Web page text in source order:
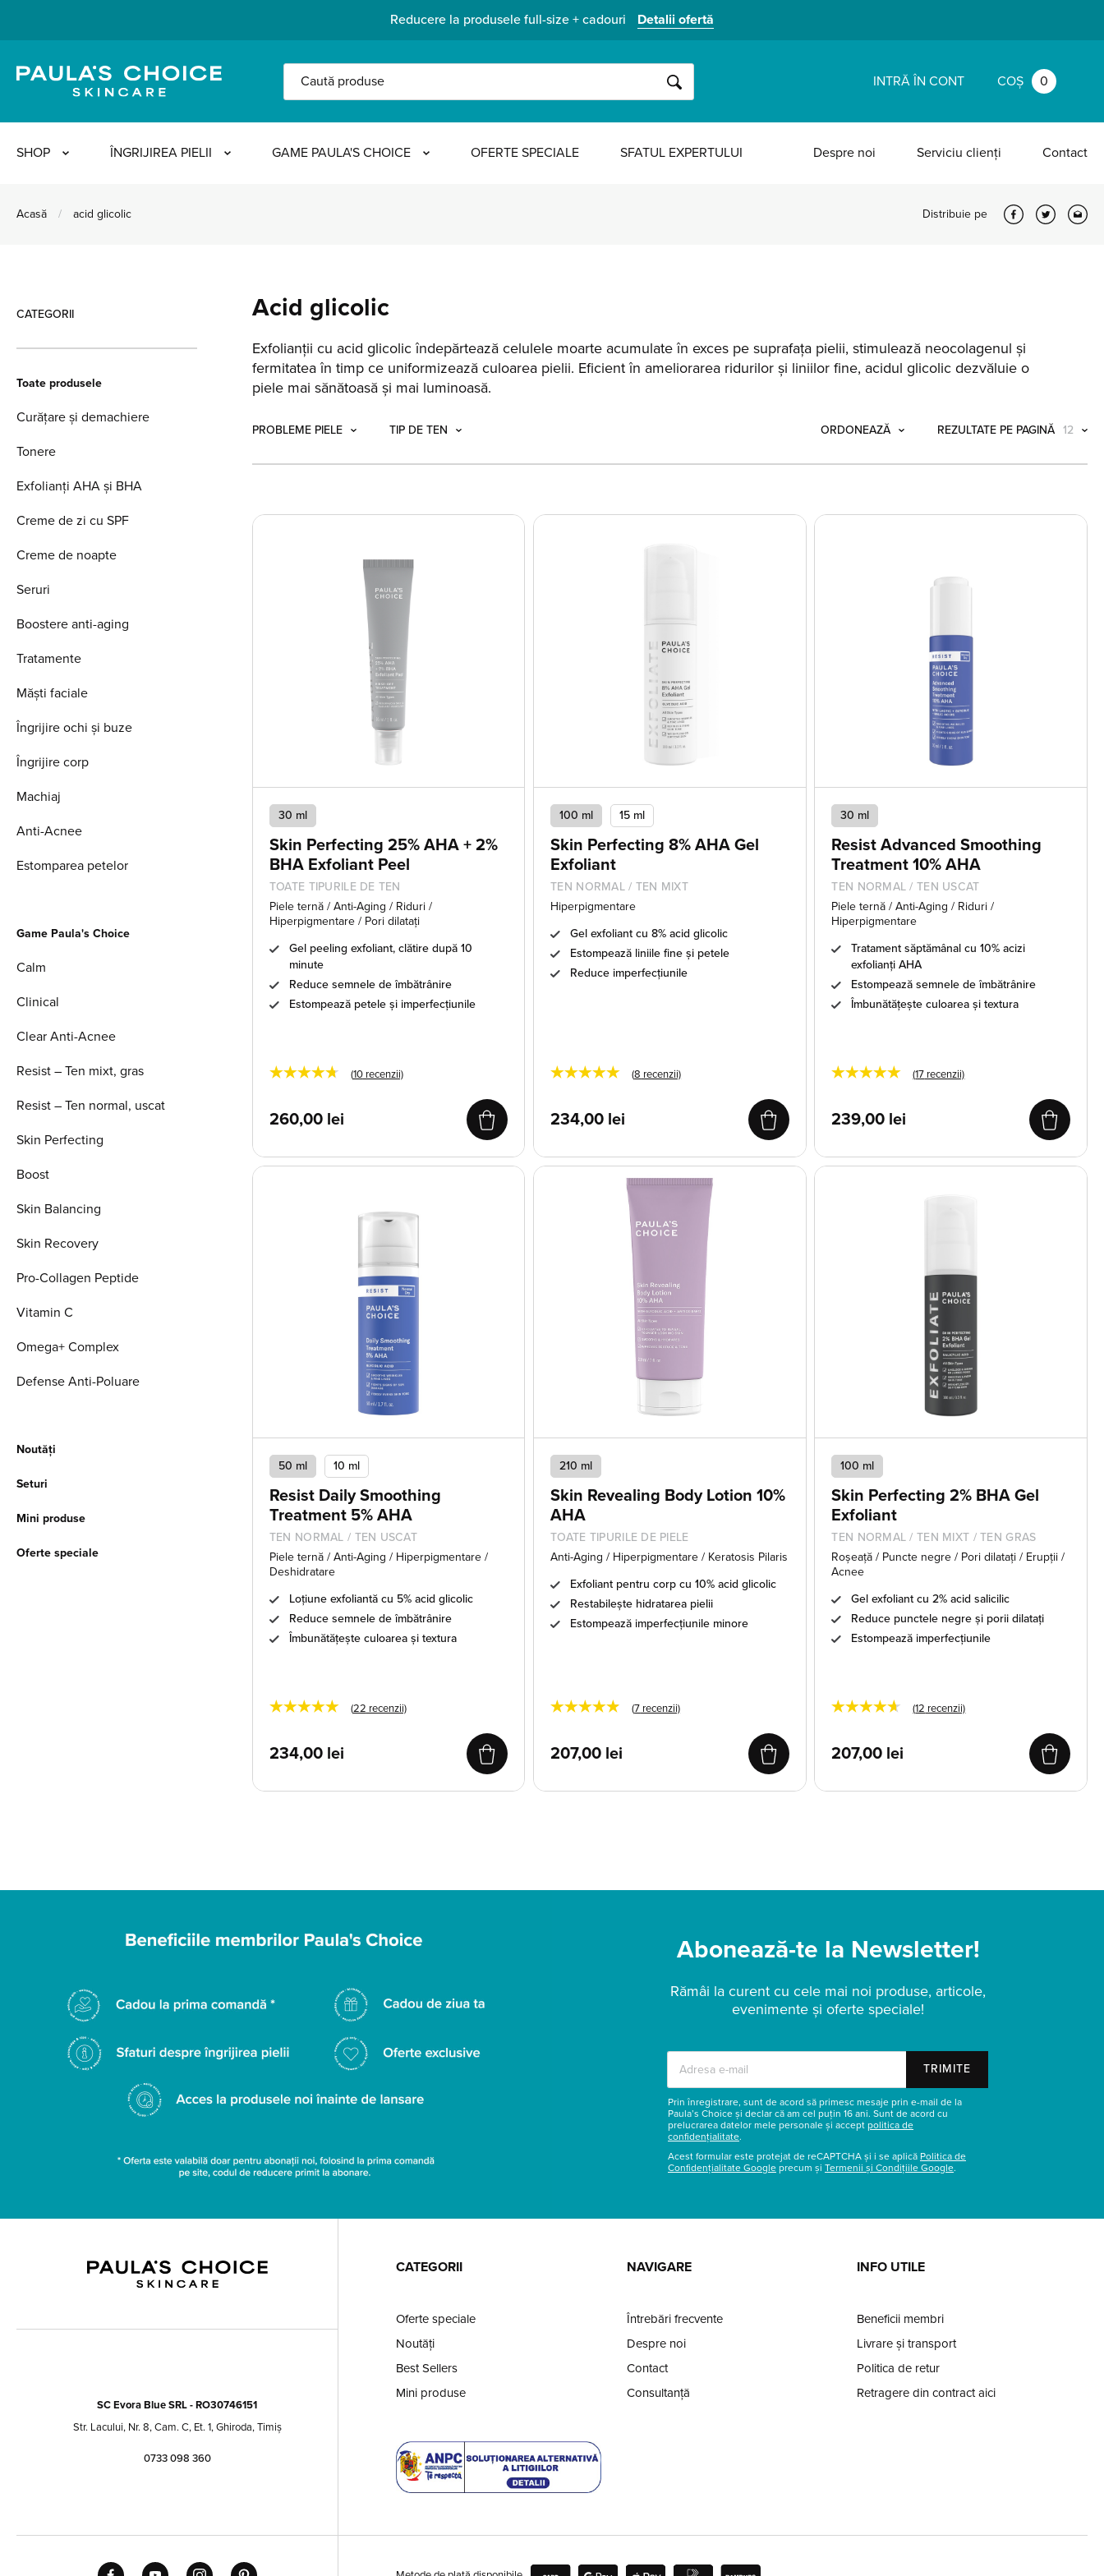
Reducere la produsele full-size + cadouri Detalii ofertă
CAUTĂ INTRĂ ÎN CONT COȘ 0
SHOP ÎNGRIJIREA PIELII GAME PAULA'S CHOICE OFERTE SPECIALE SFATUL EXPERTULUI Despre noi Serviciu clienți Contact
Acasă / acid glicolic Distribuie pe
Acid glicolic
Exfolianții cu acid glicolic îndepărtează celulele moarte acumulate în exces pe suprafața pielii, stimulează neocolagenul și
fermitatea în timp ce uniformizează culoarea pielii. Eficient în ameliorarea ridurilor și liniilor fine, acidul glicolic dezvăluie o
piele mai sănătoasă și mai luminoasă.
PROBLEME PIELE TIP DE TEN ORDONEAZĂ REZULTATE PE PAGINĂ 12
30 ml
Skin Perfecting 25% AHA + 2%
BHA Exfoliant Peel
TOATE TIPURILE DE TEN
Piele ternă / Anti-Aging / Riduri /
Hiperpigmentare / Pori dilatați
Gel peeling exfoliant, clătire după 10
minute
Reduce semnele de îmbătrânire
Estompează petele și imperfecțiunile
★★★★★ (10recenzii)
260,00 lei
100 ml 15 ml
Skin Perfecting 8% AHA Gel
Exfoliant
TEN NORMAL / TEN MIXT
Hiperpigmentare
Gel exfoliant cu 8% acid glicolic
Estompează liniile fine și petele
Reduce imperfecțiunile
★★★★★ (8 recenzii)
234,00 lei
30 ml
Resist Advanced Smoothing
Treatment 10% AHA
TEN NORMAL / TEN USCAT
Piele ternă / Anti-Aging / Riduri /
Hiperpigmentare
Tratament săptămânal cu 10% acizi
exfolianți AHA
Estompează semnele de îmbătrânire
Îmbunătățește culoarea și textura
★★★★★ (17 recenzii)
239,00 lei
50 ml 10 ml
Resist Daily Smoothing
Treatment 5% AHA
TEN NORMAL / TEN USCAT
Piele ternă / Anti-Aging / Hiperpigmentare /
Deshidratare
Loțiune exfoliantă cu 5% acid glicolic
Reduce semnele de îmbătrânire
Îmbunătățește culoarea și textura
★★★★★ (22 recenzii)
234,00 lei
210 ml
Skin Revealing Body Lotion 10%
AHA
TOATE TIPURILE DE PIELE
Anti-Aging / Hiperpigmentare / Keratosis Pilaris
Exfoliant pentru corp cu 10% acid glicolic
Restabilește hidratarea pielii
Estompează imperfecțiunile minore
★★★★★ (7 recenzii)
207,00 lei
100 ml
Skin Perfecting 2% BHA Gel
Exfoliant
TEN NORMAL / TEN MIXT / TEN GRAS
Roșeață / Puncte negre / Pori dilatați / Erupții /
Acnee
Gel exfoliant cu 2% acid salicilic
Reduce punctele negre și porii dilatați
Estompează imperfecțiunile
★★★★★ (12 recenzii)
207,00 lei
CATEGORII
Toate produsele
Curățare și demachiere
Tonere
Exfolianți AHA și BHA
Creme de zi cu SPF
Creme de noapte
Seruri
Boostere anti-aging
Tratamente
Măști faciale
Îngrijire ochi și buze
Îngrijire corp
Machiaj
Anti-Acnee
Estomparea petelor
Game Paula's Choice
Calm
Clinical
Clear Anti-Acnee
Resist – Ten mixt, gras
Resist – Ten normal, uscat
Skin Perfecting
Boost
Skin Balancing
Skin Recovery
Pro-Collagen Peptide
Vitamin C
Omega+ Complex
Defense Anti-Poluare
Noutăți
Seturi
Mini produse
Oferte speciale
Abonează-te la Newsletter!
Rămâi la curent cu cele mai noi produse, articole,
evenimente și oferte speciale!
TRIMITE
Prin înregistrare, sunt de acord să primesc mesaje prin e-mail de la
Paula’s Choice și declar că am cel puțin 16 ani. Sunt de acord cu
prelucrarea datelor mele personale și accept politica de
confidențialitate.
Acest formular este protejat de reCAPTCHA și i se aplică Politica de
Confidențialitate Google precum și Termenii și Condițiile Google.
SC Evora Blue SRL - RO30746151
Str. Lacului, Nr. 8, Cam. C, Et. 1, Ghiroda, Timiș
0733 098 360
CATEGORII
Oferte speciale
Noutăți
Best Sellers
Mini produse
NAVIGARE
Întrebări frecvente
Despre noi
Contact
Consultanță
INFO UTILE
Beneficii membri
Livrare și transport
Politica de retur
Retragere din contract aici